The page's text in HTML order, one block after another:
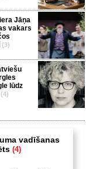
Jāņa
vakars
(3)
lūdz
(4)
vadīšanas
(4)